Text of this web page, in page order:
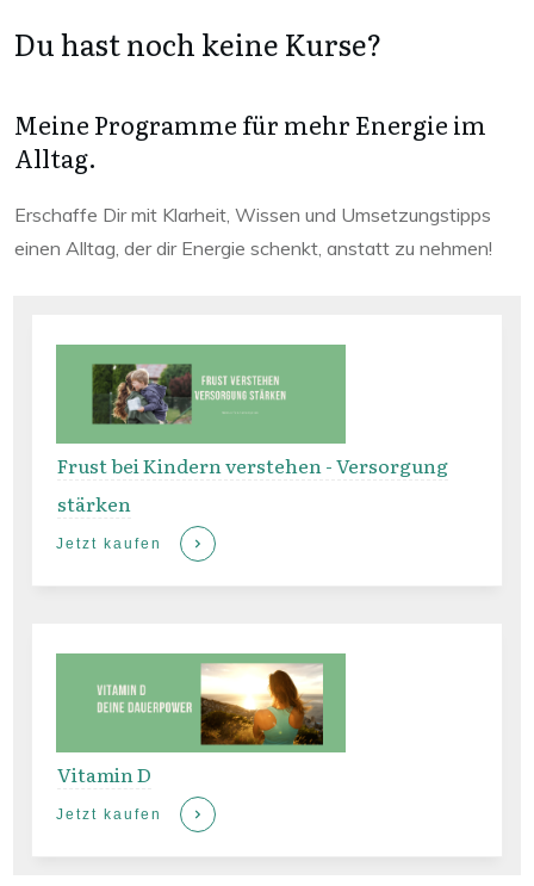
Du hast noch keine Kurse?
Meine Programme für mehr Energie im
Alltag.
Erschaffe Dir mit Klarheit, Wissen und Umsetzungstipps
einen Alltag, der dir Energie schenkt, anstatt zu nehmen!
Frust bei Kindern verstehen - Versorgung
stärken
Jetzt kaufen
Vitamin D
Jetzt kaufen